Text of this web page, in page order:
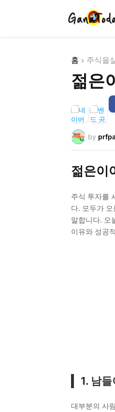
홈 주식을
젊은
by
젊은이
주식 투자를
다. 모두가
말합니다. 오
이유와 성공
1. 남
대부분의 사